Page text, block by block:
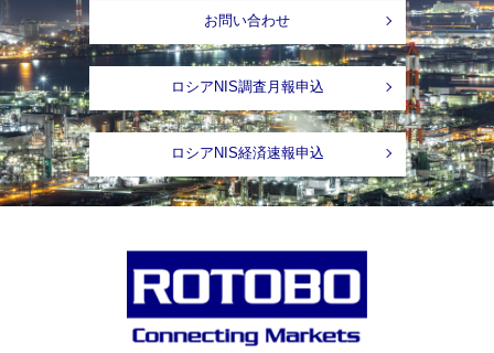
お問い合わせ
ロシアNIS調査月報申込
ロシアNIS経済速報申込